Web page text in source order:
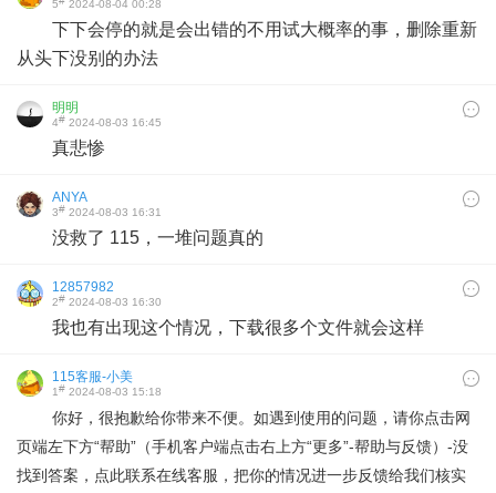
5 2024-08-04 00:28
下下会停的就是会出错的不用试大概率的事，删除重新
从头下没别的办法
明明
4# 2024-08-03 16:45
真悲惨
ANYA
3# 2024-08-03 16:31
没救了 115，一堆问题真的
12857982
2# 2024-08-03 16:30
我也有出现这个情况，下载很多个文件就会这样
115客服-小美
1# 2024-08-03 15:18
你好，很抱歉给你带来不便。如遇到使用的问题，请你点击网
页端左下方“帮助”（手机客户端点击右上方“更多”-帮助与反馈）-没
找到答案，点此联系在线客服，把你的情况进一步反馈给我们核实